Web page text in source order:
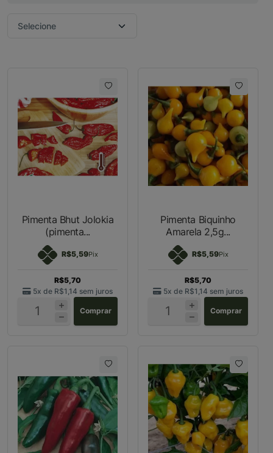
Pimenta Bhut Jolokia
(pimenta...
R$5,59Pix
R$5,70
5x de R$1,14 sem juros
Comprar
Pimenta Biquinho
Amarela 2,5g...
R$5,59Pix
R$5,70
5x de R$1,14 sem juros
Comprar